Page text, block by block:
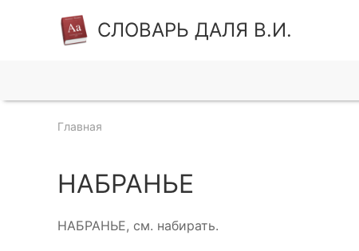
СЛОВАРЬ ДАЛЯ В.И.
Главная
НАБРАНЬЕ
НАБРАНЬЕ, см. набирать.